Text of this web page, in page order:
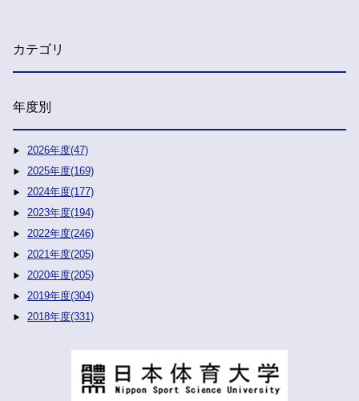
カテゴリ
年度別
2026年度(47)
2025年度(169)
2024年度(177)
2023年度(194)
2022年度(246)
2021年度(205)
2020年度(205)
2019年度(304)
2018年度(331)